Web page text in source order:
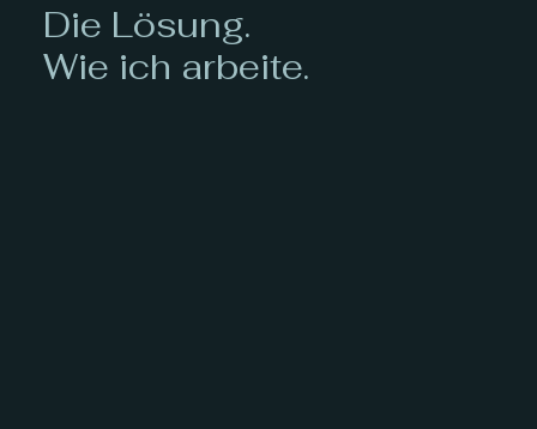
Die Lösung.
Wie ich arbeite.